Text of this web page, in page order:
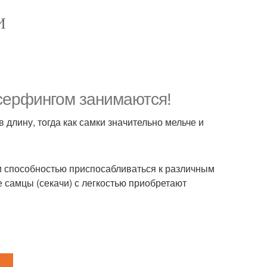
занимаются!
тогда как самки значительно мельче и
приспосабливаться к различным
(секачи) с легкостью приобретают